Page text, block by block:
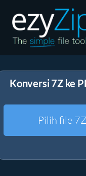
Ekstrak
Alat Lainnya
Konversi 7Z ke
Pilih file